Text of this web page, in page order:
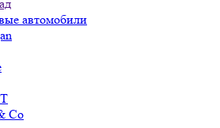
автомобили
Co